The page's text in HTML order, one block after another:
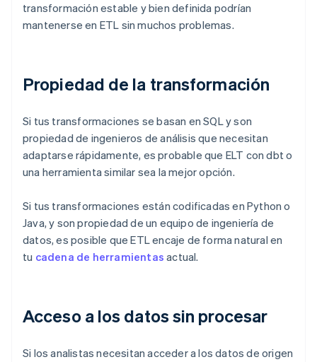
transformación estable y bien definida podrían
mantenerse en ETL sin muchos problemas.
Propiedad de la transformación
Si tus transformaciones se basan en SQL y son
propiedad de ingenieros de análisis que necesitan
adaptarse rápidamente, es probable que ELT con dbt o
una herramienta similar sea la mejor opción.
Si tus transformaciones están codificadas en Python o
Java, y son propiedad de un equipo de ingeniería de
datos, es posible que ETL encaje de forma natural en
tu cadena de herramientas actual.
Acceso a los datos sin procesar
Si los analistas necesitan acceder a los datos de origen